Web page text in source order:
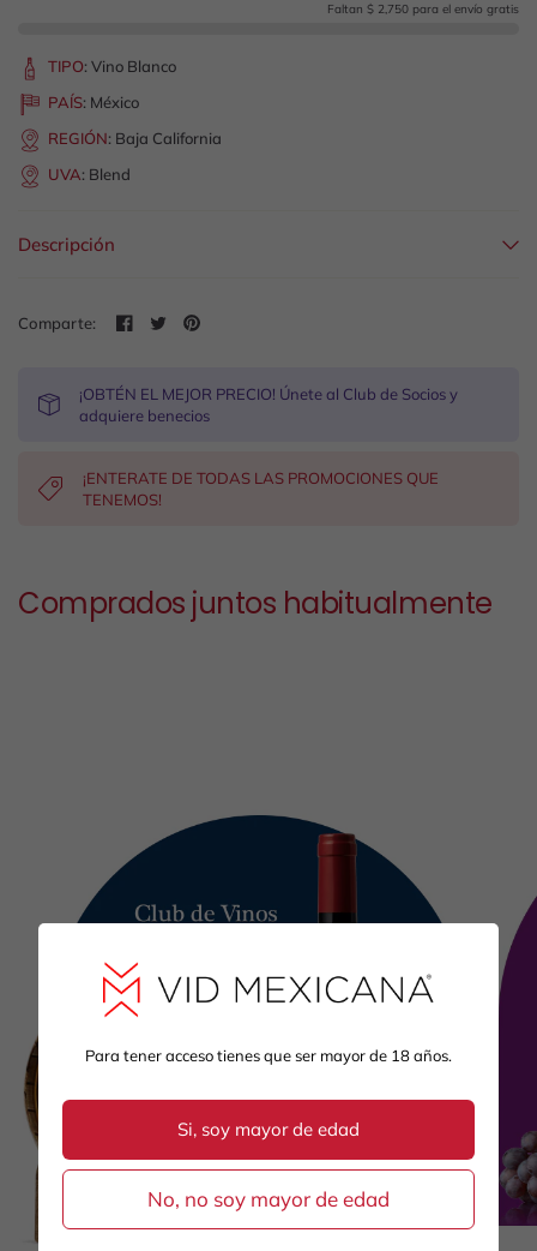
Faltan $ 2,750 para el envío gratis
TIPO: Vino Blanco
PAÍS: México
REGIÓN: Baja California
UVA: Blend
Descripción
Comparte:
¡OBTÉN EL MEJOR PRECIO! Únete al Club de Socios y
adquiere benecios
¡ENTERATE DE TODAS LAS PROMOCIONES QUE
TENEMOS!
Comprados juntos habitualmente
Para tener acceso tienes que ser mayor de 18 años.
Si, soy mayor de edad
No, no soy mayor de edad